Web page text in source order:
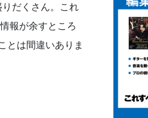
だくさん。これ
報が余すところ
とは間違いありま